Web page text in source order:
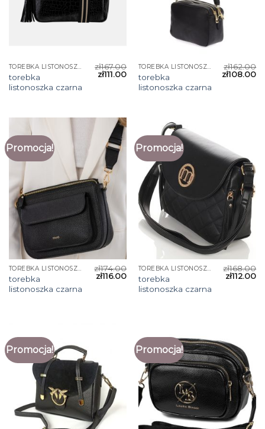
TOREBKA LISTONOSZKA CZARNA
torebka
listonoszka czarna
zł167.00
zł111.00
TOREBKA LISTONOSZKA CZARNA
torebka
listonoszka czarna
zł162.00
zł108.00
Promocja!
TOREBKA LISTONOSZKA CZARNA
torebka
listonoszka czarna
zł174.00
zł116.00
Promocja!
TOREBKA LISTONOSZKA CZARNA
torebka
listonoszka czarna
zł168.00
zł112.00
Promocja! Promocja!